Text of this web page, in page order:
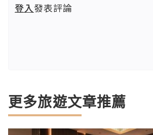
登入發表評論
更多旅遊文章推薦